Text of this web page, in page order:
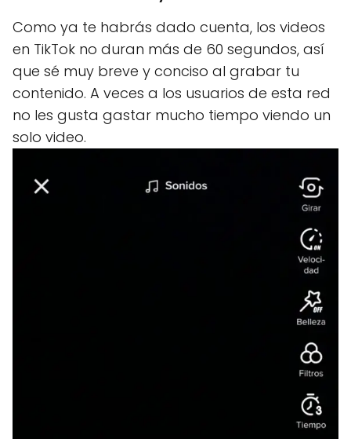
Como ya te habrás dado cuenta, los videos
en TikTok no duran más de 60 segundos, así
que sé muy breve y conciso al grabar tu
contenido. A veces a los usuarios de esta red
no les gusta gastar mucho tiempo viendo un
solo video.